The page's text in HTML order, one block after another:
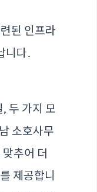
된 인프라
니다.
두 가지 모
소호사무
추어 더
제공합니